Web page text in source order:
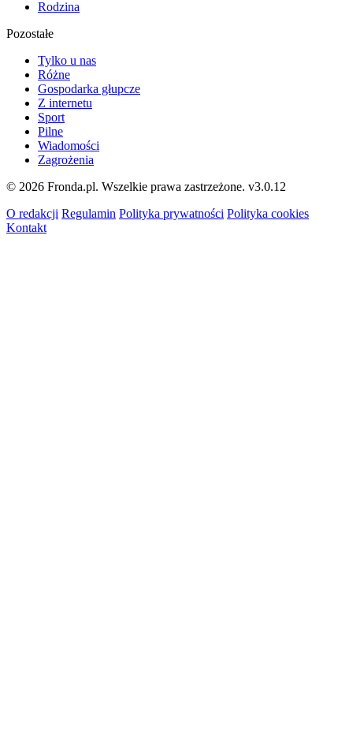
Rodzina
Pozostałe
Tylko u nas
Różne
Gospodarka głupcze
Z internetu
Sport
Pilne
Wiadomości
Zagrożenia
© 2026 Fronda.pl. Wszelkie prawa zastrzeżone. v3.0.12
O redakcji Regulamin Polityka prywatności Polityka cookies
Kontakt